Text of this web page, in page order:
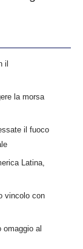
il
la morsa
il fuoco
Latina,
vincolo con
omaggio al